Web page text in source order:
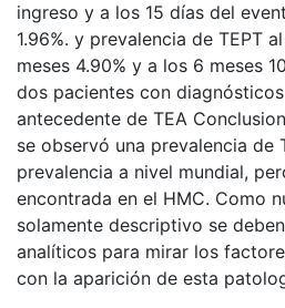
ingreso y a los 15 días del
1.96%. y prevalencia de TEPT
meses 4.90% y a los 6 meses
dos pacientes con
antecedente de TEA
se observó una prevalencia de
prevalencia a nivel mundial,
encontrada en el HMC. Como
solamente descriptivo se
analíticos para mirar los
con la aparición de esta